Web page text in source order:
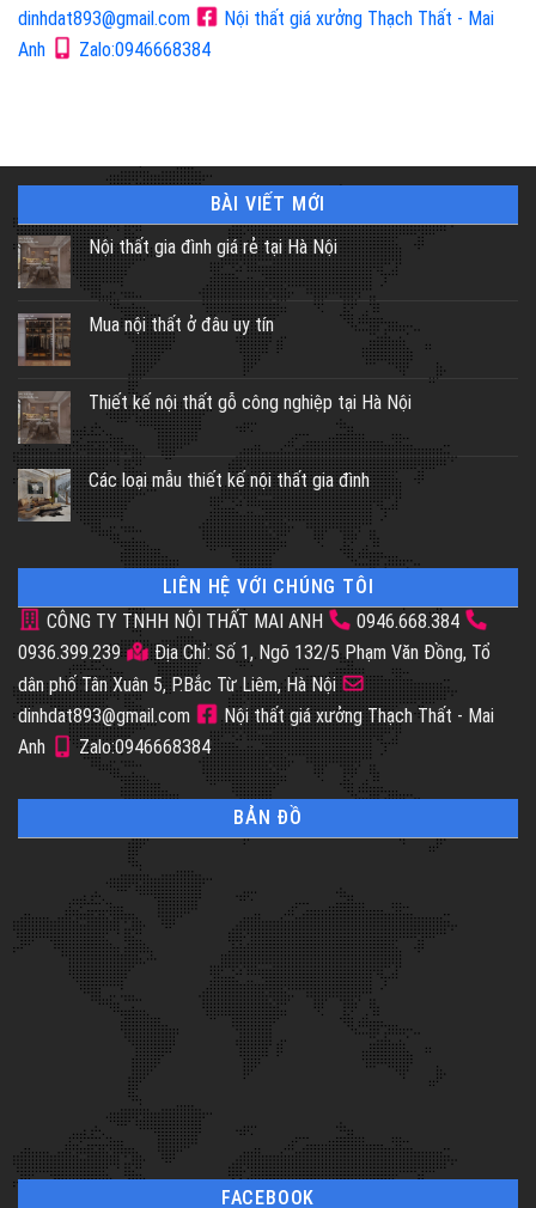
dinhdat893@gmail.com
Nội thất giá xưởng Thạch Thất - Mai
Anh
Zalo:0946668384
BÀI VIẾT MỚI
Nội thất gia đình giá rẻ tại Hà Nội
Mua nội thất ở đâu uy tín
Thiết kế nội thất gỗ công nghiệp tại Hà Nội
Các loại mẫu thiết kế nội thất gia đình
LIÊN HỆ VỚI CHÚNG TÔI
CÔNG TY TNHH NỘI THẤT MAI ANH
0946.668.384
0936.399.239
Địa Chỉ: Số 1, Ngõ 132/5 Phạm Văn Đồng, Tổ
dân phố Tân Xuân 5, P.Bắc Từ Liêm, Hà Nội
dinhdat893@gmail.com
Nội thất giá xưởng Thạch Thất - Mai
Anh
Zalo:0946668384
BẢN ĐỒ
FACEBOOK